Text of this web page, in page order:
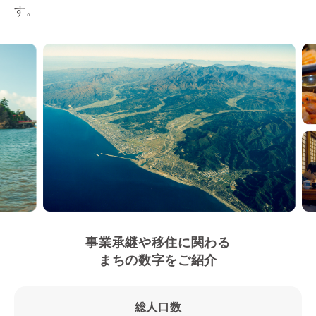
す。
事業承継や移住に関わる
まちの数字をご紹介
総人口数